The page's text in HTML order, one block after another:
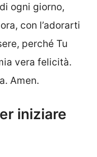
ogni giorno,
con l’adorarti
perché Tu
vera felicità.
Amen.
iniziare